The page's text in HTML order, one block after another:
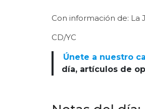
Con información de: La
CD/YC
Únete a nuestro
día, artículos de